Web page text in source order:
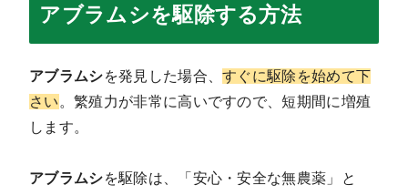
アブラムシを駆除する方法
アブラムシを発見した場合、すぐに駆除を始めて下
さい 。繁殖力が非常に高いですので、短期間に増殖
します。
アブラムシを駆除は、「安心・安全な無農薬」と